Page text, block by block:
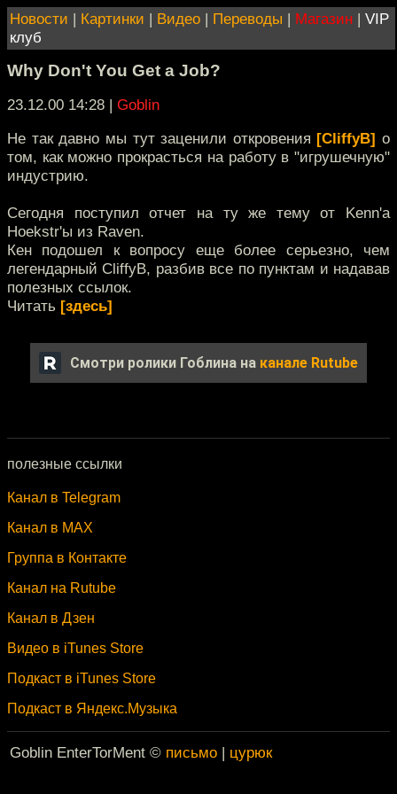
Новости | Картинки | Видео | Переводы | Магазин | VIP
клуб
Why Don't You Get a Job?
23.12.00 14:28 | Goblin
Не так давно мы тут заценили откровения [CliffyB] о
том, как можно прокрасться на работу в "игрушечную"
индустрию.
Сегодня поступил отчет на ту же тему от Kenn'a
Hoekstr'ы из Raven.
Кен подошел к вопросу еще более серьезно, чем
легендарный CliffyB, разбив все по пунктам и надавав
полезных ссылок.
Читать [здесь]
Смотри ролики Гоблина на канале Rutube
полезные ссылки
Канал в Telegram
Канал в MAX
Группа в Контакте
Канал на Rutube
Канал в Дзен
Видео в iTunes Store
Подкаст в iTunes Store
Подкаст в Яндекс.Музыка
Goblin EnterTorMent © письмо | цурюк